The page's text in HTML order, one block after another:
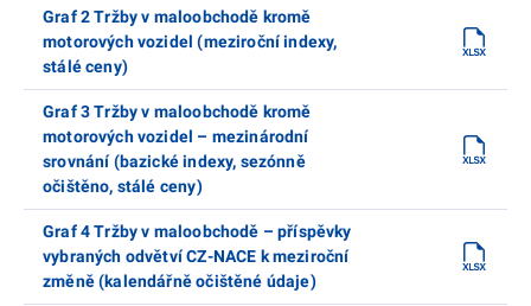
Graf 2 Tržby v maloobchodě kromě
motorových vozidel (meziroční indexy,
stálé ceny)
Graf 3 Tržby v maloobchodě kromě
motorových vozidel – mezinárodní
srovnání (bazické indexy, sezónně
očištěno, stálé ceny)
Graf 4 Tržby v maloobchodě – příspěvky
vybraných odvětví CZ-NACE k meziroční
změně (kalendářně očištěné údaje)